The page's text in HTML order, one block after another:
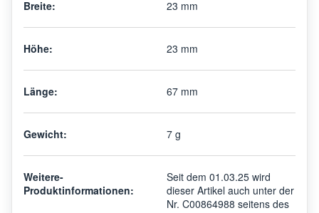
Breite: 23 mm
Höhe: 23 mm
Länge: 67 mm
Gewicht: 7 g
Weitere-
Produktinformationen:
Seit dem 01.03.25 wird
dieser Artikel auch unter der
Nr. C00864988 seitens des